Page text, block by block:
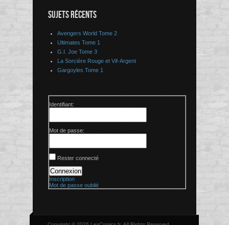
SUJETS RÉCENTS
Avengers World Tome 2
Ultimates Tome 1
G.I. Joe Tome 3
La Sorcière Rouge et Vif-Argent
Gargoyles Tome 1
Identifiant:
Mot de passe:
Rester connecté
Connexion
Inscription
Mot de passe oublié